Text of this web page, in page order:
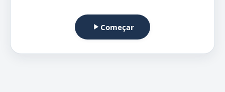
play_arrow Começar